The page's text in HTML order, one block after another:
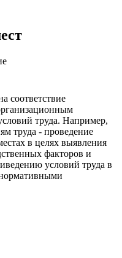
соответствие
труда. Например,
труда - проведение
в целях выявления
факторов и
условий труда в